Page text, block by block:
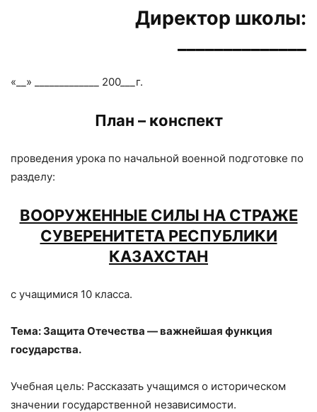
Директор школы:
«__» _____________ 200___г.
План – конспект
проведения урока по начальной военной подготовке по
разделу:
ВООРУЖЕННЫЕ СИЛЫ НА СТРАЖЕ
СУВЕРЕНИТЕТА РЕСПУБЛИКИ
КАЗАХСТАН
с учащимися 10 класса.
Тема: Защита Отечества — важнейшая функция
государства.
Учебная цель: Рассказать учащимся о историческом
значении государственной независимости.